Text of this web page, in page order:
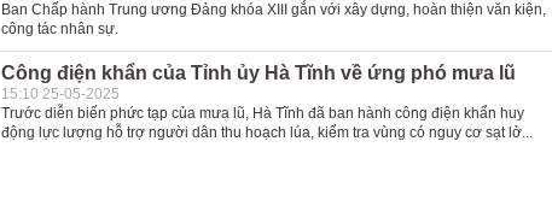
Ban Chấp hành Trung ương Đảng khóa XIII gắn với xây dựng, hoàn thiện văn kiện,
công tác nhân sự.
Công điện khẩn của Tỉnh ủy Hà Tĩnh về ứng phó mưa lũ
15:10 25-05-2025
Trước diễn biến phức tạp của mưa lũ, Hà Tĩnh đã ban hành công điện khẩn huy
động lực lượng hỗ trợ người dân thu hoạch lúa, kiểm tra vùng có nguy cơ sạt lở...